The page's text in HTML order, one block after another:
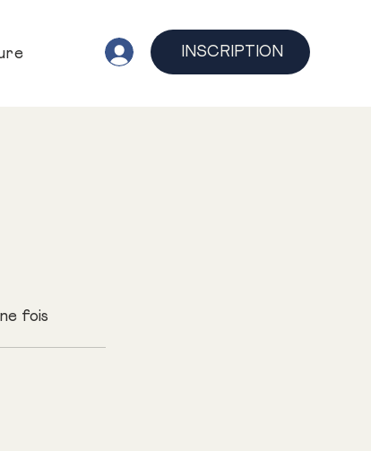
fois
INSCRIPTION